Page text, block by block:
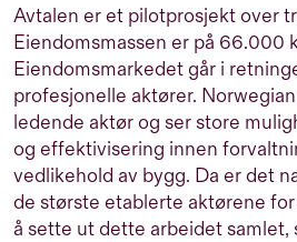
Avtalen er et pilotprosjekt over
Eiendomsmassen er på 66.000
Eiendomsmarkedet går i
profesjonelle aktører.
ledende aktør og ser store
og effektivisering innen
vedlikehold av bygg. Da er det
de største etablerte aktørene
å sette ut dette arbeidet